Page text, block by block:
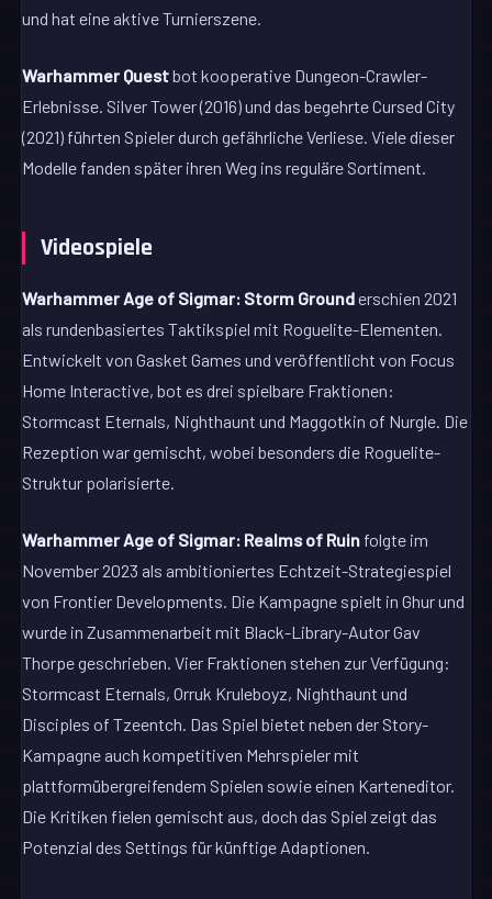
und hat eine aktive Turnierszene.
Warhammer Questbot kooperative Dungeon-Crawler-
Erlebnisse. Silver Tower (2016) und das begehrte Cursed City
(2021) führten Spieler durch gefährliche Verliese. Viele dieser
Modelle fanden später ihren Weg ins reguläre Sortiment.
Videospiele
Warhammer Age of Sigmar: Storm Grounderschien 2021
als rundenbasiertes Taktikspiel mit Roguelite-Elementen.
Entwickelt von Gasket Games und veröffentlicht von Focus
Home Interactive, bot es drei spielbare Fraktionen:
Stormcast Eternals, Nighthaunt und Maggotkin of Nurgle. Die
Rezeption war gemischt, wobei besonders die Roguelite-
Struktur polarisierte.
Warhammer Age of Sigmar: Realms of Ruin folgte im
November 2023 als ambitioniertes Echtzeit-Strategiespiel
von Frontier Developments. Die Kampagne spielt in Ghur und
wurde in Zusammenarbeit mit Black-Library-Autor Gav
Thorpe geschrieben. Vier Fraktionen stehen zur Verfügung:
Stormcast Eternals, Orruk Kruleboyz, Nighthaunt und
Disciples of Tzeentch. Das Spiel bietet neben der Story-
Kampagne auch kompetitiven Mehrspieler mit
plattformübergreifendem Spielen sowie einen Karteneditor.
Die Kritiken fielen gemischt aus, doch das Spiel zeigt das
Potenzial des Settings für künftige Adaptionen.